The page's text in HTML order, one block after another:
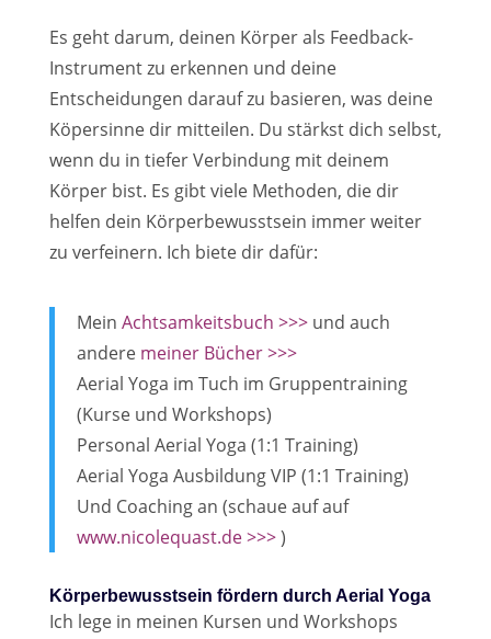
Es geht darum, deinen Körper als Feedback-
Instrument zu erkennen und deine
Entscheidungen darauf zu basieren, was deine
Köpersinne dir mitteilen. Du stärkst dich selbst,
wenn du in tiefer Verbindung mit deinem
Körper bist. Es gibt viele Methoden, die dir
helfen dein Körperbewusstsein immer weiter
zu verfeinern. Ich biete dir dafür:
Mein Achtsamkeitsbuch >>>und auch
andere meiner Bücher >>>
Aerial Yoga im Tuch im Gruppentraining
(Kurse und Workshops)
Personal Aerial Yoga (1:1 Training)
Aerial Yoga Ausbildung VIP (1:1 Training)
Und Coaching an (schaue auf auf
www.nicolequast.de >>>)
Körperbewusstsein fördern durch Aerial Yoga
Ich lege in meinen Kursen und Workshops